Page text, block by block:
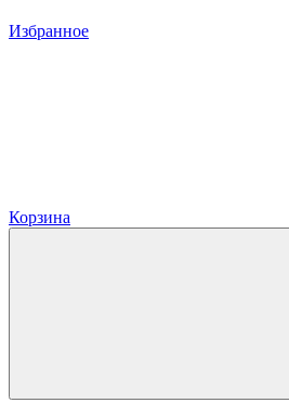
Избранное
Корзина